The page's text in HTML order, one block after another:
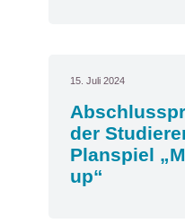
15. Juli 2024
der
Planspiel
up“